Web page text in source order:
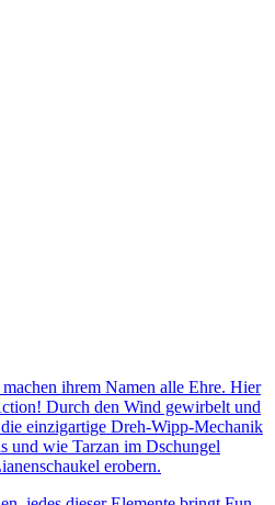
ihrem Namen alle Ehre. Hier
Durch den Wind gewirbelt und
einzigartige Dreh-Wipp-Mechanik
und wie Tarzan im Dschungel
erobern.